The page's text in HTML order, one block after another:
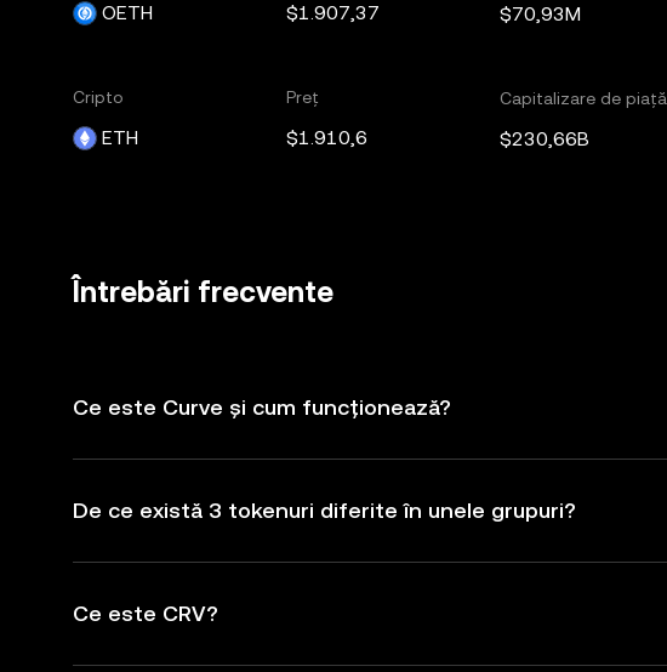
OETH $1.907,37 $70,93M
Cripto
ETH
Preț
$1.910,6
Capitalizare de piață
$230,66B
Întrebări frecvente
Ce este Curve și cum funcționează?
De ce există 3 tokenuri diferite în unele grupuri?
Ce este CRV?